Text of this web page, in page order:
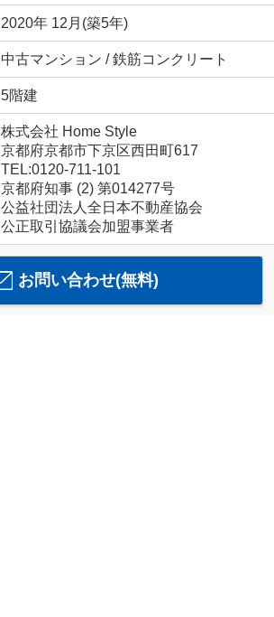
2020年 12月(築5年)
中古マンション / 鉄筋コンクリート
5階建
株式会社 Home Style
京都府京都市下京区西田町617
TEL:0120-711-101
京都府知事 (2) 第014277号
公益社団法人全日本不動産協会
公正取引協議会加盟事業者
お問い合わせ(無料)